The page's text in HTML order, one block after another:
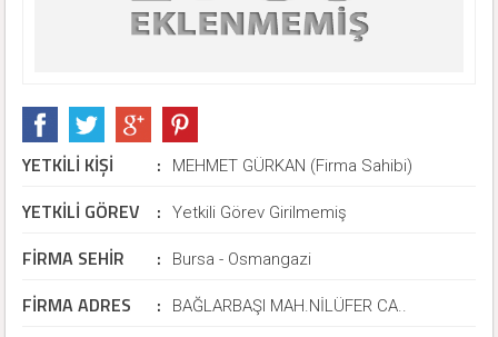
YETKİLİ KİŞİ : MEHMET GÜRKAN (Firma Sahibi)
YETKİLİ GÖREV : Yetkili Görev Girilmemiş
FİRMA SEHİR : Bursa - Osmangazi
FİRMA ADRES : BAĞLARBAŞI MAH.NİLÜFER CA..